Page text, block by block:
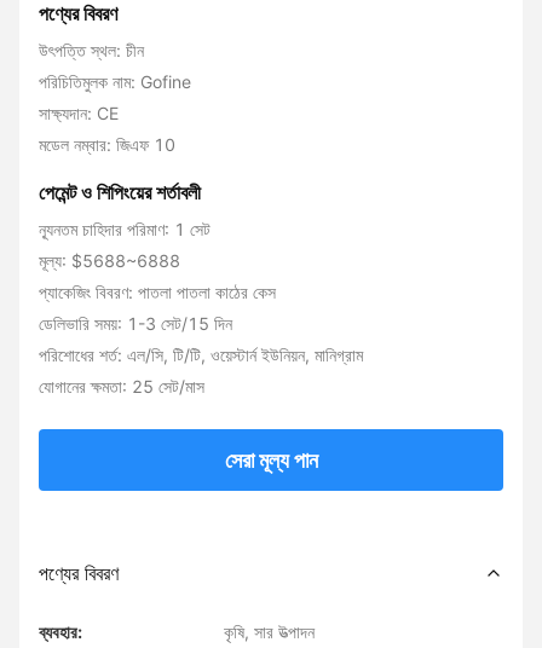
পণ্যের বিবরণ
উৎপত্তি স্থল: চীন
পরিচিতিমুলক নাম: Gofine
সাক্ষ্যদান: CE
মডেল নম্বার: জিএফ 10
পেমেন্ট ও শিপিংয়ের শর্তাবলী
ন্যূনতম চাহিদার পরিমাণ: 1 সেট
মূল্য: $5688~6888
প্যাকেজিং বিবরণ: পাতলা পাতলা কাঠের কেস
ডেলিভারি সময়: 1-3 সেট/15 দিন
পরিশোধের শর্ত: এল/সি, টি/টি, ওয়েস্টার্ন ইউনিয়ন, মানিগ্রাম
যোগানের ক্ষমতা: 25 সেট/মাস
সেরা মূল্য পান
পণ্যের বিবরণ
ব্যবহার: কৃষি, সার উত্পাদন